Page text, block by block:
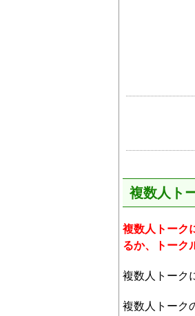
複数人ト
複数人トーク
るか、トーク
複数人トーク
複数人トーク